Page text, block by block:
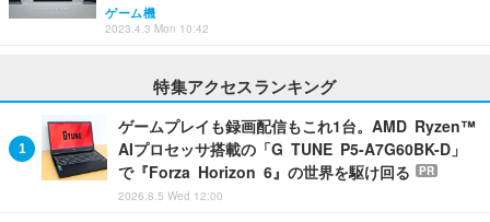
ゲーム機
2023.4.3 Mon 10:42
特集アクセスランキング
ゲームプレイも録画配信もこれ1台。AMD Ryzen™
AIプロセッサ搭載の「G TUNE P5-A7G60BK-D」
で『Forza Horizon 6』の世界を駆け回る
PR
2026.8.5 Wed 12:00